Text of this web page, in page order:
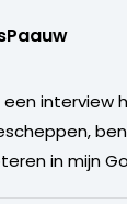
een interview
in mijn